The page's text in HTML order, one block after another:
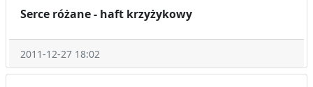
Serce różane - haft krzyżykowy
2011-12-27 18:02